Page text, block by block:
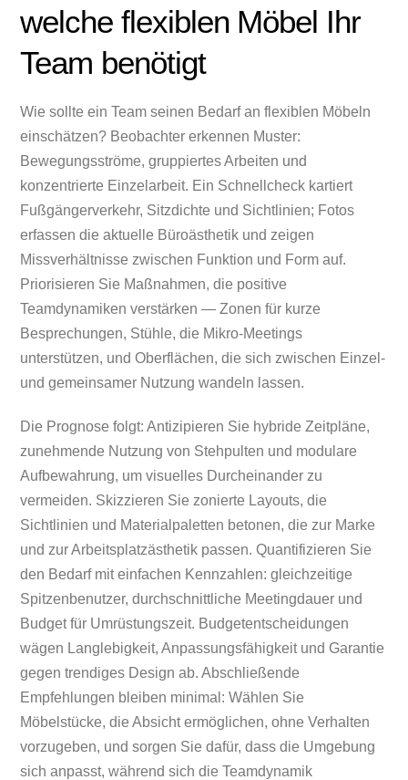
welche flexiblen Möbel Ihr
Team benötigt
Wie sollte ein Team seinen Bedarf an flexiblen Möbeln
einschätzen? Beobachter erkennen Muster:
Bewegungsströme, gruppiertes Arbeiten und
konzentrierte Einzelarbeit. Ein Schnellcheck kartiert
Fußgängerverkehr, Sitzdichte und Sichtlinien; Fotos
erfassen die aktuelle Büroästhetik und zeigen
Missverhältnisse zwischen Funktion und Form auf.
Priorisieren Sie Maßnahmen, die positive
Teamdynamiken verstärken — Zonen für kurze
Besprechungen, Stühle, die Mikro-Meetings
unterstützen, und Oberflächen, die sich zwischen Einzel-
und gemeinsamer Nutzung wandeln lassen.
Die Prognose folgt: Antizipieren Sie hybride Zeitpläne,
zunehmende Nutzung von Stehpulten und modulare
Aufbewahrung, um visuelles Durcheinander zu
vermeiden. Skizzieren Sie zonierte Layouts, die
Sichtlinien und Materialpaletten betonen, die zur Marke
und zur Arbeitsplatzästhetik passen. Quantifizieren Sie
den Bedarf mit einfachen Kennzahlen: gleichzeitige
Spitzenbenutzer, durchschnittliche Meetingdauer und
Budget für Umrüstungszeit. Budgetentscheidungen
wägen Langlebigkeit, Anpassungsfähigkeit und Garantie
gegen trendiges Design ab. Abschließende
Empfehlungen bleiben minimal: Wählen Sie
Möbelstücke, die Absicht ermöglichen, ohne Verhalten
vorzugeben, und sorgen Sie dafür, dass die Umgebung
sich anpasst, während sich die Teamdynamik